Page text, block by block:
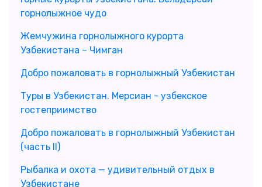
горнолыжное чудо
Жемчужина горнолыжного курорта
Узбекистана – Чимган
Добро пожаловать в горнолыжный Узбекистан
Туры в Узбекистан. Мерсиан - узбекское
гостеприимство
Добро пожаловать в горнолыжный Узбекистан
(часть II)
Рыбалка и охота — удивительный отдых в
Узбекистане